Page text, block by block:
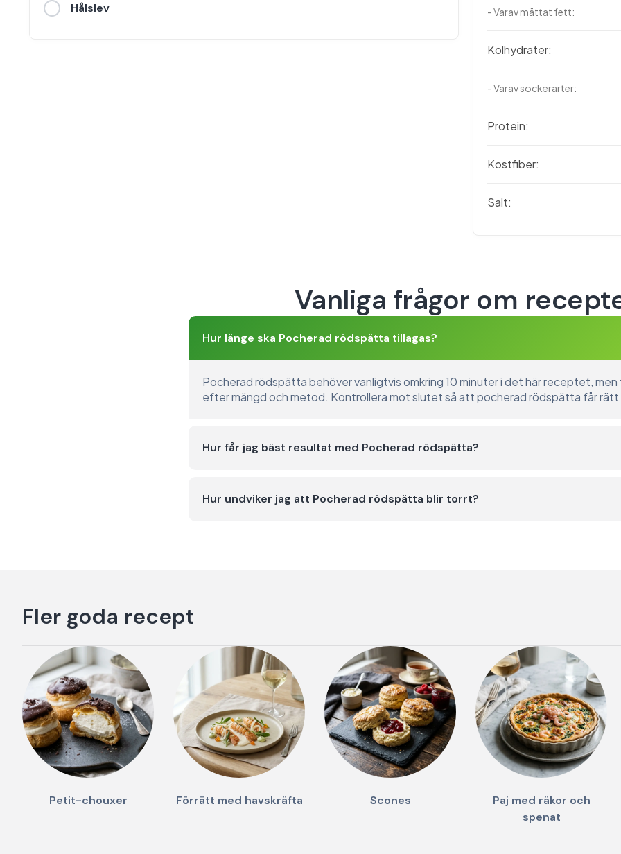
Hålslev - Varav mättat fett:
Kolhydrater:
- Varav sockerarter:
Protein:
Kostfiber:
Salt:
Vanliga frågor om
Hur länge ska Pocherad rödspätta tillagas?
Pocherad rödspätta behöver vanligtvis omkring 10 minuter i det här receptet, men
efter mängd och metod. Kontrollera mot slutet så att pocherad rödspätta får rätt
Hur får jag bäst resultat med Pocherad rödspätta?
Hur undviker jag att Pocherad rödspätta blir torrt?
Fler goda recept
Petit-chouxer Förrätt med havskräfta Scones
Paj med räkor och
spenat